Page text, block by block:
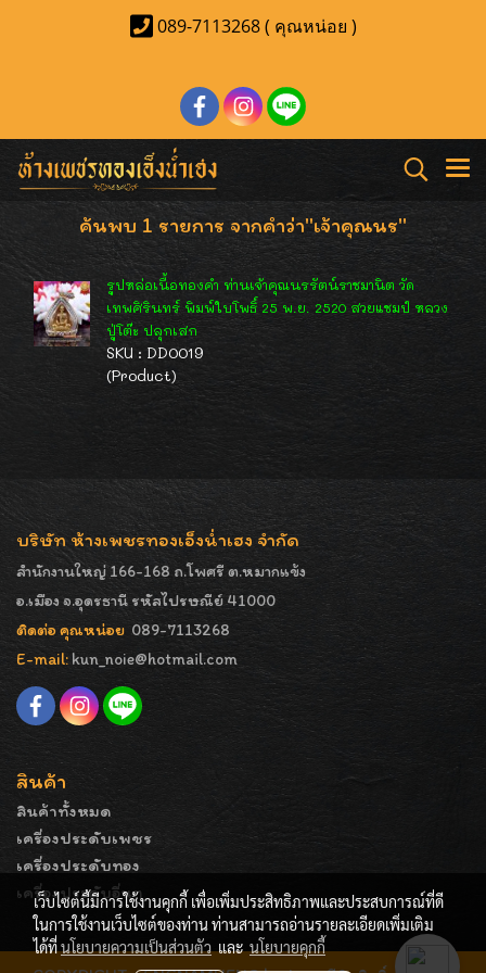
089-7113268 ( คุณหน่อย )
ค้นพบ 1 รายการ จากคำว่า"เจ้าคุณนร"
รูปหล่อเนื้อทองคำ ท่านเจ้าคุณนรรัตน์ราชมานิต วัด
เทพศิรินทร์ พิมพ์ใบโพธิ์ 25 พ.ย. 2520 สวยแชมป์ หลวง
ปู่โต๊ะ ปลุกเสก
SKU : DD0019
(Product)
บริษัท ห้างเพชรทองเอ็งน่ำเฮง จำกัด
สำนักงานใหญ่ 166-168 ถ.โพศรี ต.หมากแข้ง
อ.เมือง จ.อุดรธานี รหัสไปรษณีย์ 41000
ติดต่อ คุณหน่อย 089-7113268
E-mail: kun_noie@hotmail.com
สินค้า
สินค้าทั้งหมด
เครื่องประดับเพชร
เครื่องประดับทอง
เครื่องประดับอื่นๆ
เว็บไซต์นี้มีการใช้งานคุกกี้ เพื่อเพิ่มประสิทธิภาพและประสบการณ์ที่ดี
ในการใช้งานเว็บไซต์ของท่าน ท่านสามารถอ่านรายละเอียดเพิ่มเติม
ได้ที่นโยบายความเป็นส่วนตัวและนโยบายคุกกี้